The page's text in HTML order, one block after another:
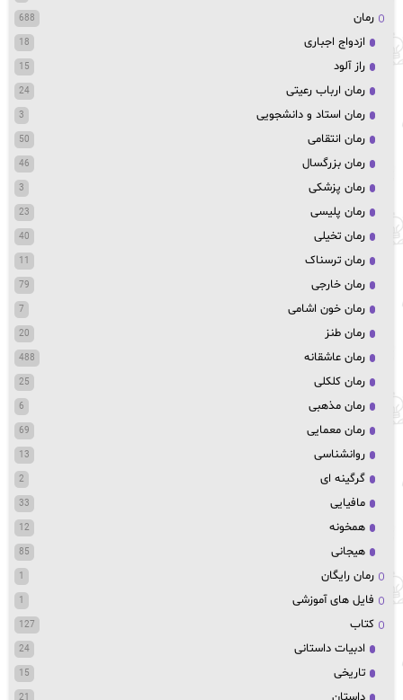
رمان
688
ازدواج اجباری 18
راز آلود 15
رمان ارباب رعیتی 24
رمان استاد و دانشجویی 3
رمان انتقامی 50
رمان بزرگسال 46
رمان پزشکی 3
رمان پلیسی 23
رمان تخیلی 40
رمان ترسناک 11
رمان خارجی 79
رمان خون اشامی 7
رمان طنز 20
رمان عاشقانه 488
رمان کلکلی 25
رمان مذهبی 6
رمان معمایی 69
روانشناسی 13
گرگینه ای 2
مافیایی 33
همخونه 12
هیجانی 85
رمان رایگان 1
فایل های آموزشی 1
کتاب 127
ادبیات داستانی 24
تاریخی 15
21